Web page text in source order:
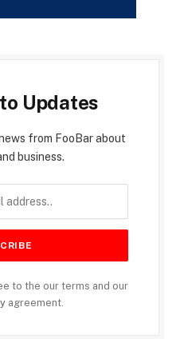
Updates
from FooBar about
business.
to the our terms and our
agreement.